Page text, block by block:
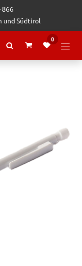
866
und Südtirol
0